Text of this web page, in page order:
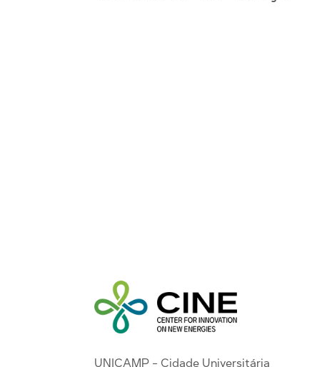
UNICAMP - Cidade Universitária